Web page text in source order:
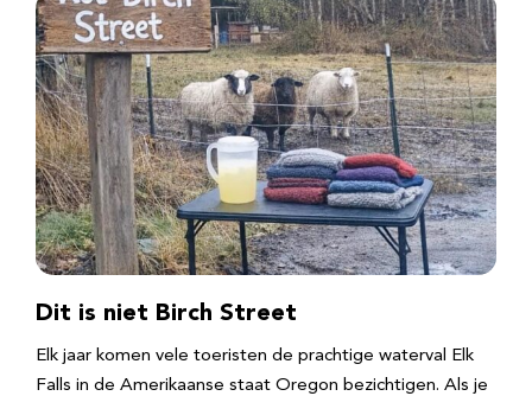
Dit is niet Birch Street
Elk jaar komen vele toeristen de prachtige waterval Elk
Falls in de Amerikaanse staat Oregon bezichtigen. Als je